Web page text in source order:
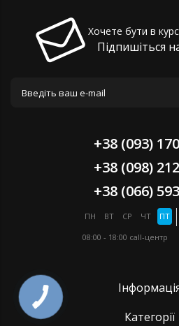
Хочете бути в
Підпишіться
+38 (093)
+38 (098)
+38 (066)
ПН ВТ СР ЧТ ПТ
08:00 - 18:00 call-центр
Категорії